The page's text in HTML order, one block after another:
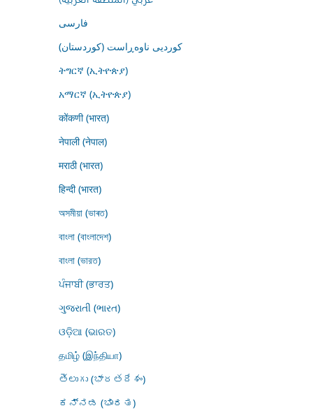
فارسى
کوردیی ناوەڕاست (کوردستان)
ትግርኛ (ኢትዮጵያ)
አማርኛ (ኢትዮጵያ)
कोंकणी (भारत)
नेपाली (नेपाल)
मराठी (भारत)
हिन्दी (भारत)
অসমীয়া (ভাৰত)
বাংলা (বাংলাদেশ)
বাংলা (ভারত)
ਪੰਜਾਬੀ (ਭਾਰਤ)
ગુજરાતી (ભારત)
ଓଡ଼ିଆ (ଭାରତ)
தமிழ் (இந்தியா)
తెలుగు (భారతదేశం)
ಕನ್ನಡ (ಭಾರತ)